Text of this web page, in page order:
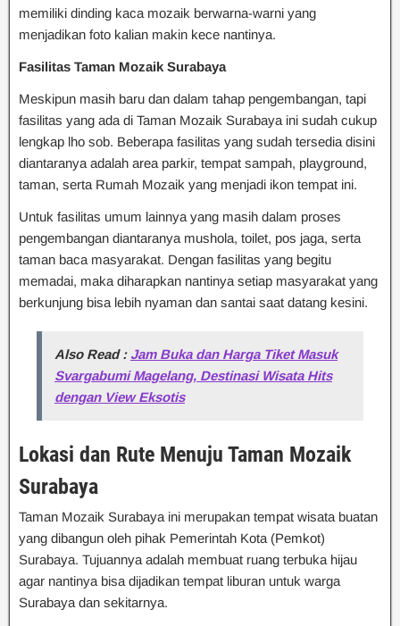
memiliki dinding kaca mozaik berwarna-warni yang
menjadikan foto kalian makin kece nantinya.
Fasilitas Taman Mozaik Surabaya
Meskipun masih baru dan dalam tahap pengembangan, tapi
fasilitas yang ada di Taman Mozaik Surabaya ini sudah cukup
lengkap lho sob. Beberapa fasilitas yang sudah tersedia disini
diantaranya adalah area parkir, tempat sampah, playground,
taman, serta Rumah Mozaik yang menjadi ikon tempat ini.
Untuk fasilitas umum lainnya yang masih dalam proses
pengembangan diantaranya mushola, toilet, pos jaga, serta
taman baca masyarakat. Dengan fasilitas yang begitu
memadai, maka diharapkan nantinya setiap masyarakat yang
berkunjung bisa lebih nyaman dan santai saat datang kesini.
Also Read : Jam Buka dan Harga Tiket Masuk
Svargabumi Magelang, Destinasi Wisata Hits
dengan View Eksotis
Lokasi dan Rute Menuju Taman Mozaik
Surabaya
Taman Mozaik Surabaya ini merupakan tempat wisata buatan
yang dibangun oleh pihak Pemerintah Kota (Pemkot)
Surabaya. Tujuannya adalah membuat ruang terbuka hijau
agar nantinya bisa dijadikan tempat liburan untuk warga
Surabaya dan sekitarnya.